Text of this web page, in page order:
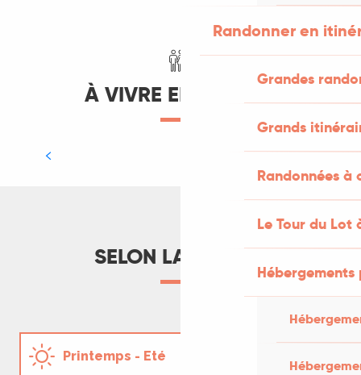
Randonner en
Grandes
Grands
Randonnées
Le Tour du Lot
À VIVRE EN FAMILLE
Notre visite sur les traces des
SELON LA SAISON
Printemps - Eté
Notre soirée au festival
Ecaussystème à Gignac